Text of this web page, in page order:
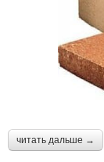
читать дальше →